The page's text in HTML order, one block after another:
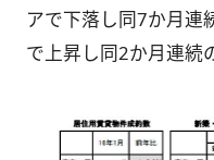
アで下落し同7か月連
で上昇し同2か月連続